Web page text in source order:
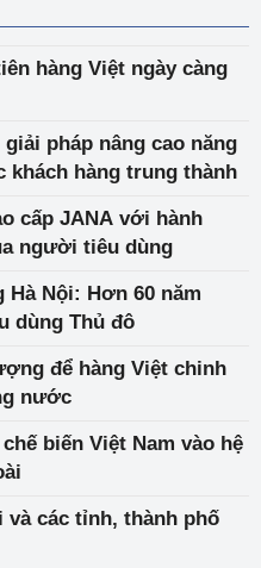
hàng Việt ngày càng
pháp nâng cao năng
khách hàng trung thành
cấp JANA với hành
người tiêu dùng
Hà Nội: Hơn 60 năm
dùng Thủ đô
để hàng Việt chinh
nước
biến Việt Nam vào hệ
và các tỉnh, thành phố